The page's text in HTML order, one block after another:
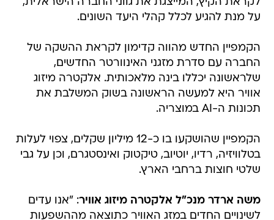
על מנת להגיע לכלל קהלי היעד השונים.
הקמפיין החדש מהווה קדימון לקראת ההשקה של
החברה עם סדרת מזגני האינוורטר החדשים,
שלראשונה יכללו בינה מלאכותית. אלקטרה מיזוג
אוויר היא למעשה הראשונה בשוק המשלבת את
תכונות ה-AI במוצריה.
הקמפיין שהושקעו בו כ-12 מיליון שקלים, צפוי לעלות
בטלוויזיה, רדיו, יוטיוב, טיקטוק ואינסטגרם, וכן על גבי
שלטי חוצות ברחבי הארץ.
משה ארדר מנכ"ל אלקטרה מיזוג אוויר: "אנו עדים
לשינויים החדים במזג האוויר כתוצאה מההשפעות